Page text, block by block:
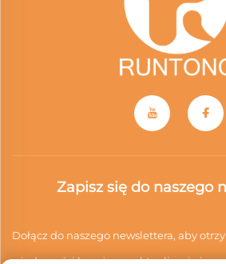
Zapisz się do naszego
Dołącz do naszego newslettera, aby
wiadomości branżowe, aktualizacje i